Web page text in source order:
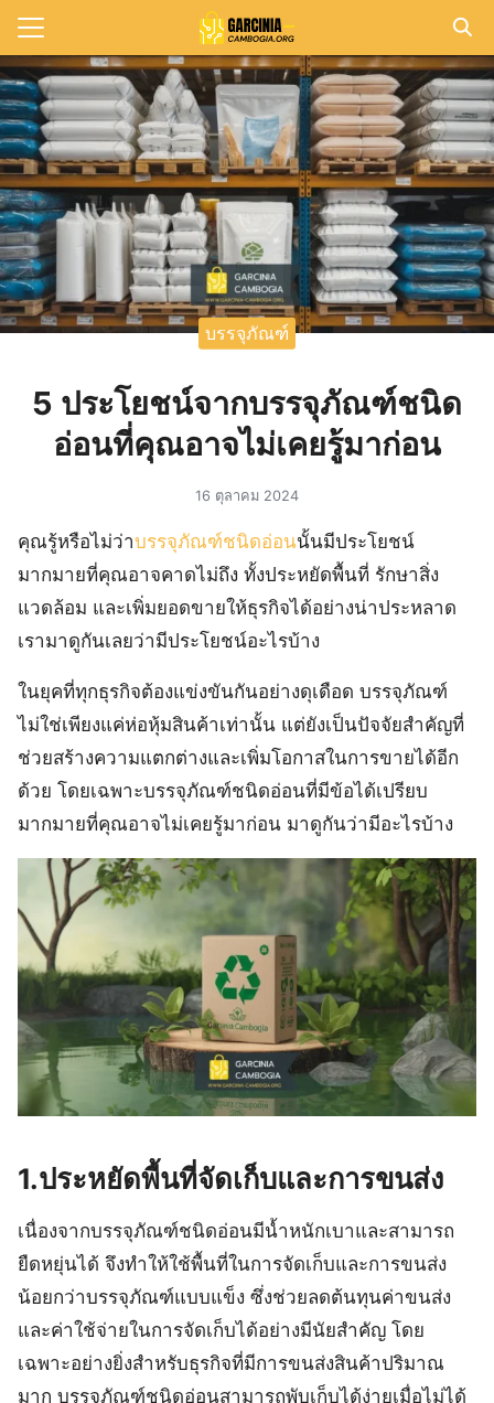
Skip
content
ก
ม
งหมด
เรา
Search
for:
บรรจุภัณฑ์
5 ประโยชน์จากบรรจุภัณฑ์ชนิด
อ่อนที่คุณอาจไม่เคยรู้มาก่อน
16 ตุลาคม 2024
คุณรู้หรือไม่ว่าบรรจุภัณฑ์ชนิดอ่อนนั้นมีประโยชน์
มากมายที่คุณอาจคาดไม่ถึง ทั้งประหยัดพื้นที่ รักษาสิ่ง
แวดล้อม และเพิ่มยอดขายให้ธุรกิจได้อย่างน่าประหลาด
เรามาดูกันเลยว่ามีประโยชน์อะไรบ้าง
ในยุคที่ทุกธุรกิจต้องแข่งขันกันอย่างดุเดือด บรรจุภัณฑ์
ไม่ใช่เพียงแค่ห่อหุ้มสินค้าเท่านั้น แต่ยังเป็นปัจจัยสำคัญที่
ช่วยสร้างความแตกต่างและเพิ่มโอกาสในการขายได้อีก
ด้วย โดยเฉพาะบรรจุภัณฑ์ชนิดอ่อนที่มีข้อได้เปรียบ
มากมายที่คุณอาจไม่เคยรู้มาก่อน มาดูกันว่ามีอะไรบ้าง
1.ประหยัดพื้นที่จัดเก็บและการขนส่ง
เนื่องจากบรรจุภัณฑ์ชนิดอ่อนมีน้ำหนักเบาและสามารถ
ยืดหยุ่นได้ จึงทำให้ใช้พื้นที่ในการจัดเก็บและการขนส่ง
น้อยกว่าบรรจุภัณฑ์แบบแข็ง ซึ่งช่วยลดต้นทุนค่าขนส่ง
และค่าใช้จ่ายในการจัดเก็บได้อย่างมีนัยสำคัญ โดย
เฉพาะอย่างยิ่งสำหรับธุรกิจที่มีการขนส่งสินค้าปริมาณ
มาก บรรจุภัณฑ์ชนิดอ่อนสามารถพับเก็บได้ง่ายเมื่อไม่ได้